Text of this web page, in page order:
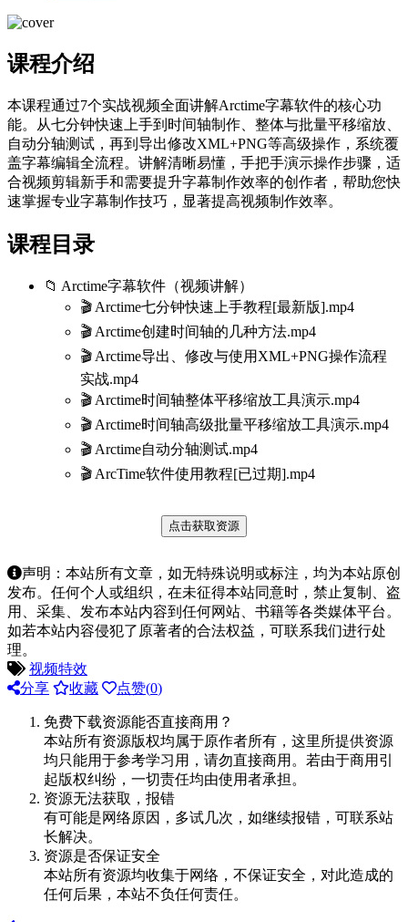
课程介绍
本课程通过7个实战视频全面讲解Arctime字幕软件的核心功
能。从七分钟快速上手到时间轴制作、整体与批量平移缩放、
自动分轴测试，再到导出修改XML+PNG等高级操作，系统覆
盖字幕编辑全流程。讲解清晰易懂，手把手演示操作步骤，适
合视频剪辑新手和需要提升字幕制作效率的创作者，帮助您快
速掌握专业字幕制作技巧，显著提高视频制作效率。
课程目录
📁 Arctime字幕软件（视频讲解）
🎬 Arctime七分钟快速上手教程[最新版].mp4
🎬 Arctime创建时间轴的几种方法.mp4
🎬 Arctime导出、修改与使用XML+PNG操作流程
实战.mp4
🎬 Arctime时间轴整体平移缩放工具演示.mp4
🎬 Arctime时间轴高级批量平移缩放工具演示.mp4
🎬 Arctime自动分轴测试.mp4
🎬 ArcTime软件使用教程[已过期].mp4
点击获取资源
声明：本站所有文章，如无特殊说明或标注，均为本站原创
发布。任何个人或组织，在未征得本站同意时，禁止复制、盗
用、采集、发布本站内容到任何网站、书籍等各类媒体平台。
如若本站内容侵犯了原著者的合法权益，可联系我们进行处
理。
视频特效
分享
收藏 点赞(0)
免费下载资源能否直接商用？
本站所有资源版权均属于原作者所有，这里所提供资源
均只能用于参考学习用，请勿直接商用。若由于商用引
起版权纠纷，一切责任均由使用者承担。
资源无法获取，报错
有可能是网络原因，多试几次，如继续报错，可联系站
长解决。
资源是否保证安全
本站所有资源均收集于网络，不保证安全，对此造成的
任何后果，本站不负任何责任。